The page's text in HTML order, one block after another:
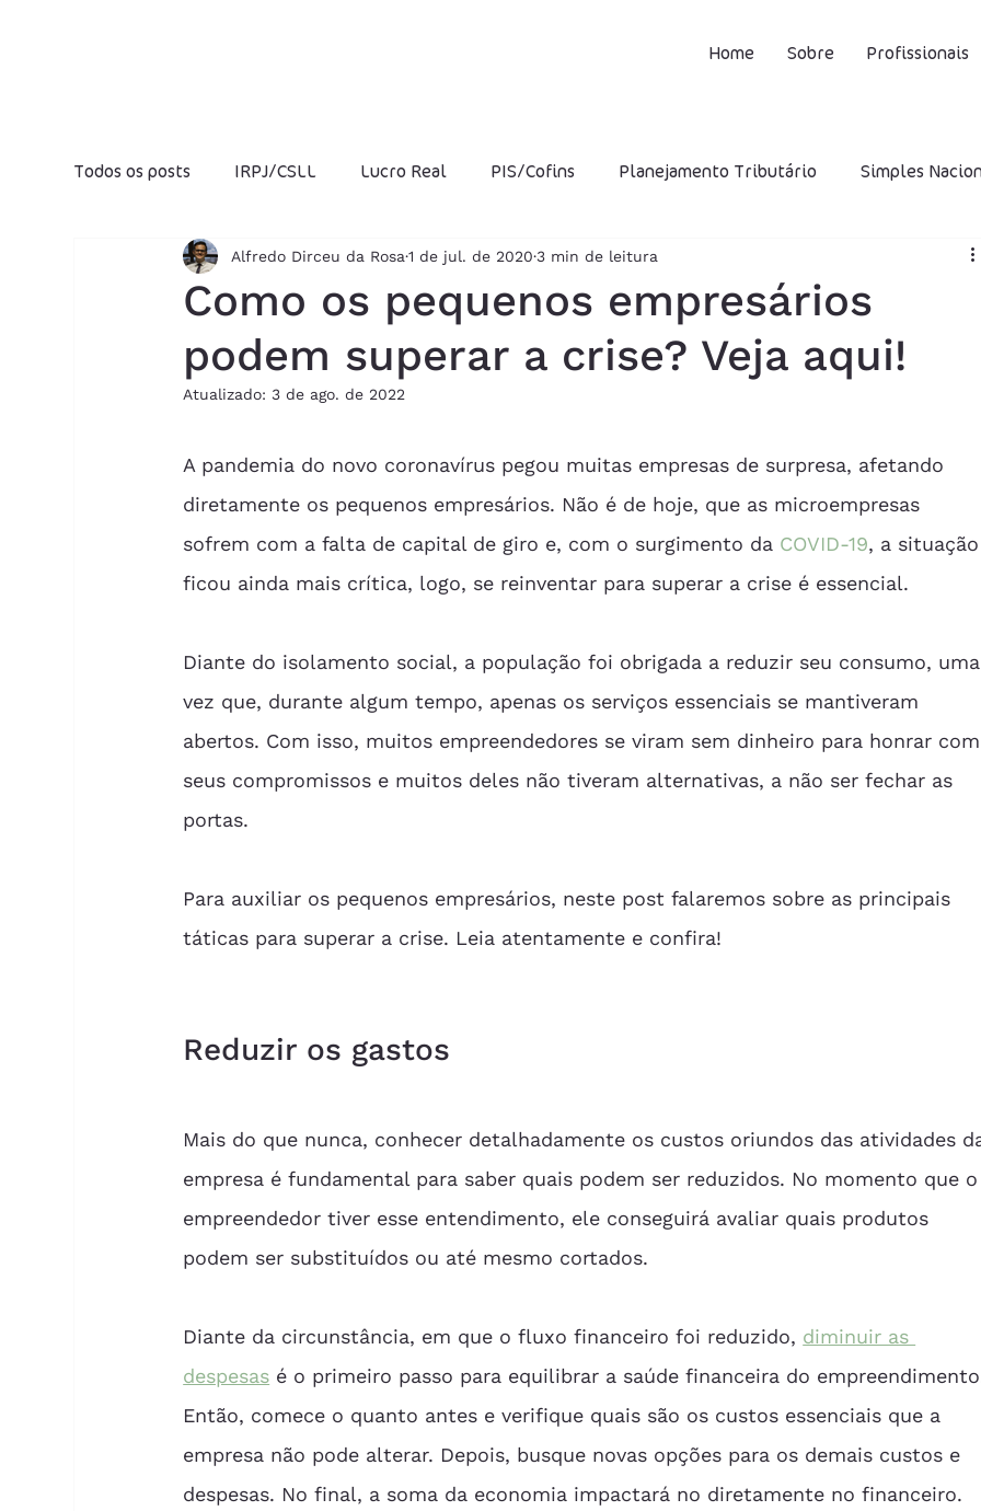
Home Sobre Profissionais
Todos os posts IRPJ/CSLL Lucro Real PIS/Cofins Planejamento Tributário Simples
Fraudes Fiscais Jeitinho Brasileiro ICMS ISS IPI INSS
Folha de salários Produtividade Lucro Presumido CFOP DIFAL Capital Próprio
Como os pequenos empresários
podem superar a crise? Veja aqui!
Alfredo Dirceu da Rosa1 de jul. de 20203 min de leitura
Atualizado:3 de ago. de 2022
A pandemia do novo coronavírus pegou muitas empresas de surpresa, afetando
diretamente os pequenos empresários. Não é de hoje, que as microempresas
sofrem com a falta de capital de giro e, com o surgimento da COVID-19, a situação
ficou ainda mais crítica, logo, se reinventar para superar a crise é essencial.
Diante do isolamento social, a população foi obrigada a reduzir seu consumo, uma
vez que, durante algum tempo, apenas os serviços essenciais se mantiveram
abertos. Com isso, muitos empreendedores se viram sem dinheiro para honrar com
seus compromissos e muitos deles não tiveram alternativas, a não ser fechar as
portas.
Para auxiliar os pequenos empresários, neste post falaremos sobre as principais
táticas para superar a crise. Leia atentamente e confira!
Reduzir os gastos
Mais do que nunca, conhecer detalhadamente os custos oriundos das atividades
empresa é fundamental para saber quais podem ser reduzidos. No momento que o
empreendedor tiver esse entendimento, ele conseguirá avaliar quais produtos
podem ser substituídos ou até mesmo cortados.
Diante da circunstância, em que o fluxo financeiro foi reduzido, diminuir as
despesas é o primeiro passo para equilibrar a saúde financeira do
Então, comece o quanto antes e verifique quais são os custos essenciais que a
empresa não pode alterar. Depois, busque novas opções para os demais custos e
despesas. No final, a soma da economia impactará no diretamente no financeiro.